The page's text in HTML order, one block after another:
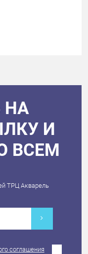
НА
И
ВСЕМ
ТРЦ Акварель
соглашения